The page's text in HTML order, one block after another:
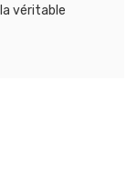
véritable